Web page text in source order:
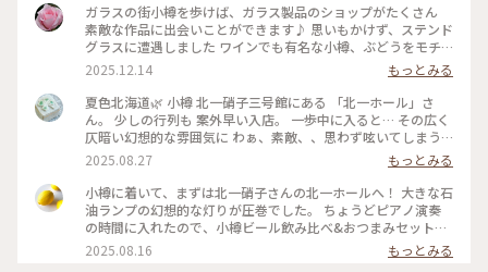
ガラスの街小樽を歩けば、ガラス製品のショップがたくさん
素敵な作品に出会いことができます♪ 思いもかけず、ステンド
グラスに遭遇しました ワインでも有名な小樽、ぶどうをモチ
ーフにした作品でした 散策も楽しい♪ #ことりっぷと一緒 #こ
とりっぷ小樽
2025.12.14
もっとみる
夏色北海道🌿 小樽 北一硝子三号館にある 「北一ホール」さ
ん。 少しの行列も 案外早い入店。 一歩中に入ると… その広く
仄暗い幻想的な雰囲気に わぁ、素敵、、思わず呟いてしまう
ほど。。 木造の梁と柱の レトロな喫茶ホール。 167個の石油
ランプの灯りと 美しいステンドグラスが なんとも幻想的。。
セルフサービスで オーダー後 一番奥の席へ。 北海道の牛乳の
美味しさに すっかりハマり 迷わず 北海道牛乳のソフトクリー
ムと 小樽ビールで ゆるりカフェ時間。 ちょうど ピアノ演奏が
始まり… さらに ロマンチックな雰囲気に。。 ずっと ひたって
いたかった。。 ・ 167個のランプは 開店と同時に スタッフさ
2025.08.27
もっとみる
小樽に着いて、まずは北一硝子さんの北一ホールへ！ 大きな石
油ランプの幻想的な灯りが圧巻でした。 ちょうどピアノ演奏
の時間に入れたので、小樽ビール飲み比べ&おつまみセットと
ミルクティーソフトをいただきながら、素敵な演奏と空間を堪
能。 長年憧れだった場所に行けて感動でした✨ #北海道 #小樽
2025.08.16 もっとみる